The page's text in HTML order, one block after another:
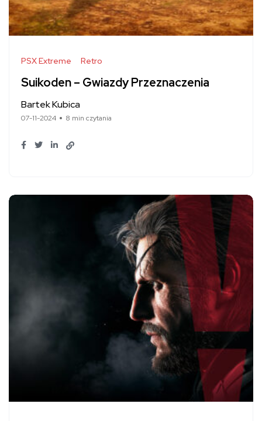
PSX Extreme Retro
Suikoden – Gwiazdy Przeznaczenia
Bartek Kubica
07-11-2024 8 min czytania